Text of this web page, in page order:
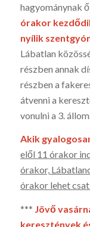
hagyománynak
órakor
nyílik
Lábatlan
rész­ben annak
részben a
átvenni a
vonulni a 3.
Akik
elől 11 órakor
órakor,
órakor lehet
*** Jövő
keresztények